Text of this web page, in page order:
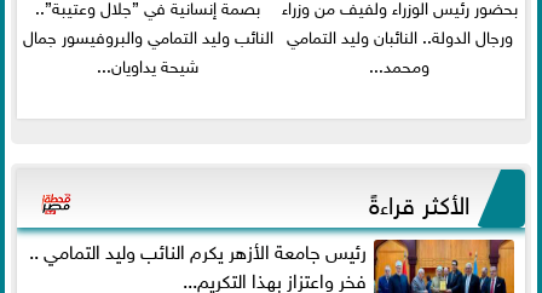
ورجال الدولة.. النائبان وليد التمامي
ومحمد...
النائب وليد التمامي والبروفيسور جمال
شيحة يداويان...
الأكثر قراءةً
رئيس جامعة الأزهر يكرم النائب وليد التمامي ..
فخر واعتزاز بهذا التكريم...